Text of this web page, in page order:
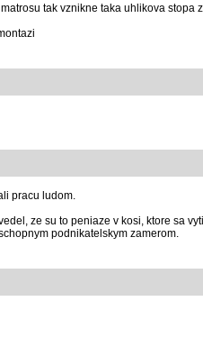
tak vznikne taka uhlikova stopa
pracu ludom.
ze su to peniaze v kosi, ktore sa
podnikatelskym zamerom.